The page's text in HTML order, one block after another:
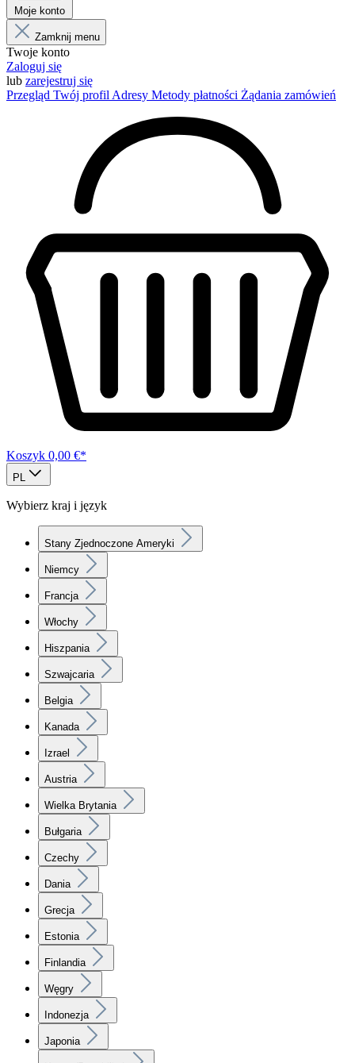
Moje konto
Zamknij menu
Twoje konto
Zaloguj się
lub zarejestruj się
Przegląd Twój profil Adresy Metody płatności Żądania zamówień
Koszyk 0,00 €*
PL
Wybierz kraj i język
Stany Zjednoczone Ameryki
Niemcy
Francja
Włochy
Hiszpania
Szwajcaria
Belgia
Kanada
Izrael
Austria
Wielka Brytania
Bułgaria
Czechy
Dania
Grecja
Estonia
Finlandia
Węgry
Indonezja
Japonia